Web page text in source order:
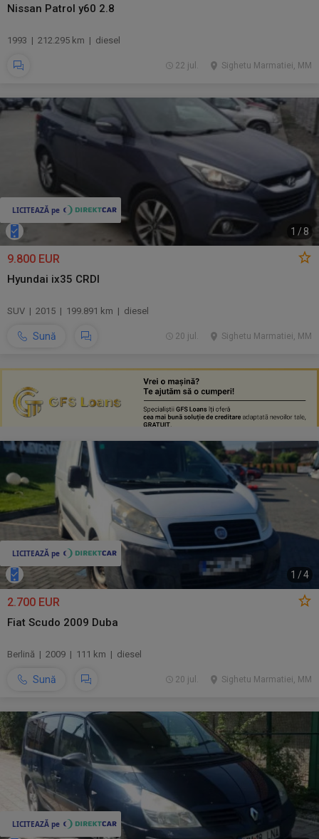
Nissan Patrol y60 2.8
1993 | 212.295 km | diesel
Sighetu Marmatiei, MM
22 jul.
1 /8
9.800 EUR
Hyundai ix35 CRDI
SUV | 2015 | 199.891 km | diesel
Sună Sighetu Marmatiei, MM
20 jul.
1 /4
2.700 EUR
Fiat Scudo 2009 Duba
Berlină | 2009 | 111 km | diesel
Sună Sighetu Marmatiei, MM
20 jul.